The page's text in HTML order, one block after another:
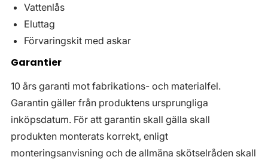
Vattenlås
Eluttag
Förvaringskit med askar
Garantier
10 års garanti mot fabrikations- och materialfel.
Garantin gäller från produktens ursprungliga
inköpsdatum. För att garantin skall gälla skall
produkten monterats korrekt, enligt
monteringsanvisning och de allmäna skötselråden skall